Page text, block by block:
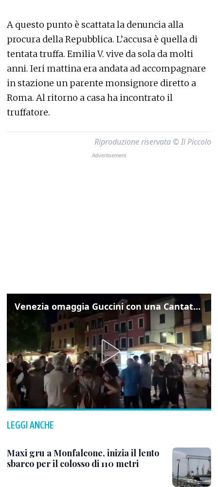
A questo punto è scattata la denuncia alla
procura della Repubblica. L’accusa è quella di
tentata truffa. Emilia V. vive da sola da molti
anni. Ieri mattina era andata ad accompagnare
in stazione un parente monsignore diretto a
Roma. Al ritorno a casa ha incontrato il
truffatore.
Riproduzione riservata © Il Piccolo
Venezia omaggia Guccini con una Cantata Anarchica in campo Santa Margherita
LEGGI ANCHE
Maxi gru a Monfalcone, inizia il lento
sbarco per il colosso di 110 metri